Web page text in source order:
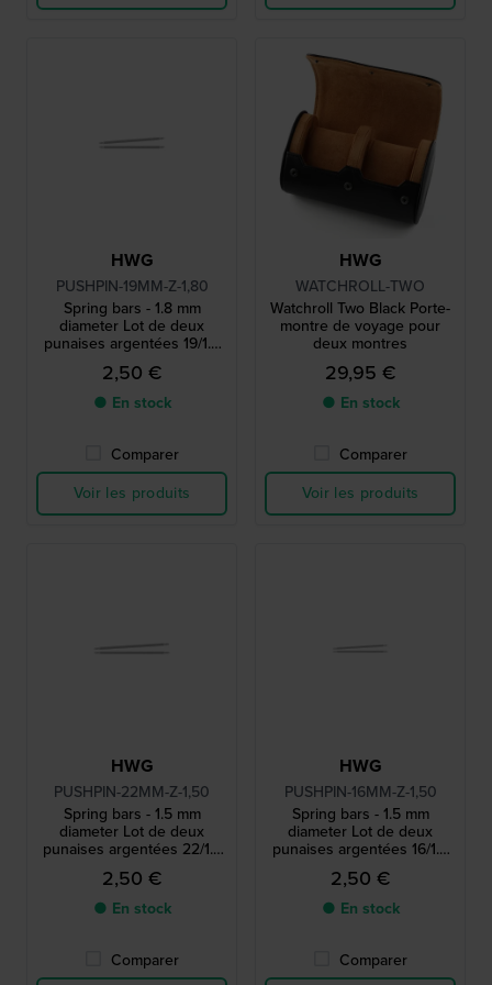
HWG
PUSHPIN-19MM-Z-1,80
Spring bars - 1.8 mm
diameter Lot de deux
punaises argentées 19/1.8
mm
2,50 €
● En stock
Comparer
Voir les produits
HWG
WATCHROLL-TWO
Watchroll Two Black Porte-
montre de voyage pour
deux montres
29,95 €
● En stock
Comparer
Voir les produits
HWG
PUSHPIN-22MM-Z-1,50
Spring bars - 1.5 mm
diameter Lot de deux
punaises argentées 22/1.5
mm
2,50 €
● En stock
Comparer
HWG
PUSHPIN-16MM-Z-1,50
Spring bars - 1.5 mm
diameter Lot de deux
punaises argentées 16/1.5
mm
2,50 €
● En stock
Comparer